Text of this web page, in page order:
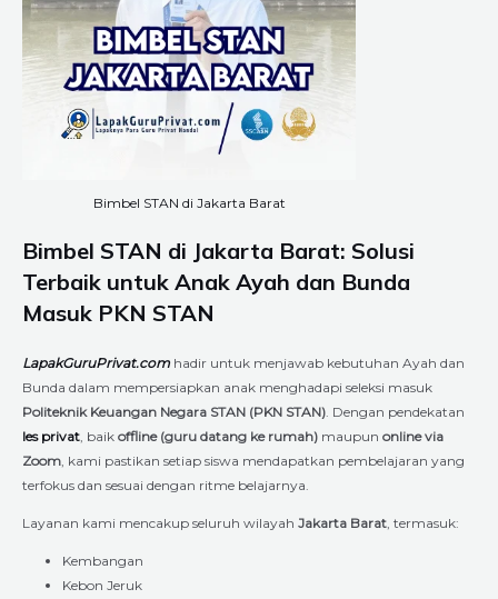
Bimbel STAN di Jakarta Barat
Bimbel STAN di Jakarta Barat: Solusi
Terbaik untuk Anak Ayah dan Bunda
Masuk PKN STAN
LapakGuruPrivat.comhadir untuk menjawab kebutuhan Ayah dan
Bunda dalam mempersiapkan anak menghadapi seleksi masuk
Politeknik Keuangan Negara STAN (PKN STAN) . Dengan pendekatan
les privat , baik offline (guru datang ke rumah) maupun online via
Zoom , kami pastikan setiap siswa mendapatkan pembelajaran yang
terfokus dan sesuai dengan ritme belajarnya.
Layanan kami mencakup seluruh wilayah Jakarta Barat , termasuk:
Kembangan
Kebon Jeruk